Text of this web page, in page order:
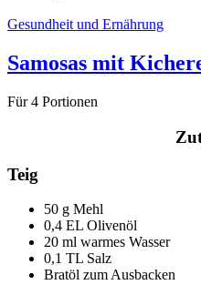
Gesundheit und Ernährung
Samosas mit
Für 4 Portionen
Teig
50 g Mehl
0,4 EL Olivenöl
20 ml warmes Wasser
0,1 TL Salz
Bratöl zum Ausbacken